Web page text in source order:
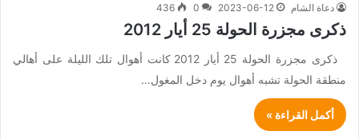
دعاة الشام 2023-06-12
0
436
ذكرى مجزرة الحولة 25 أيار 2012
ذكرى مجزرة الحولة 25 أيار 2012 كانت أهوال تلك الليلة على أهالي
منطقة الحولة تشبه أهوال يوم دخل المغول…
أكمل القراءة »